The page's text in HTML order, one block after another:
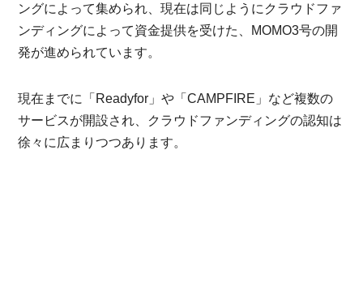
ングによって集められ、現在は同じようにクラウドファ
ンディングによって資金提供を受けた、MOMO3号の開
発が進められています。
現在までに「Readyfor」や「CAMPFIRE」など複数の
サービスが開設され、クラウドファンディングの認知は
徐々に広まりつつあります。